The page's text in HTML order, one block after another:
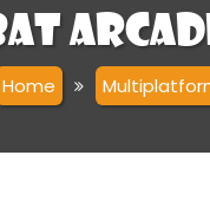
Home